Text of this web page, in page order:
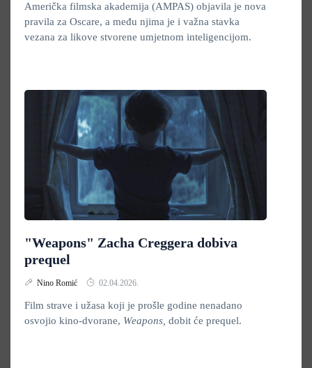
Američka filmska akademija (AMPAS) objavila je nova
pravila za Oscare, a među njima je i važna stavka
vezana za likove stvorene umjetnom inteligencijom.
"Weapons" Zacha Creggera dobiva
prequel
Nino Romić 02.04.2026.
Film strave i užasa koji je prošle godine nenadano
osvojio kino-dvorane, Weapons, dobit će prequel.